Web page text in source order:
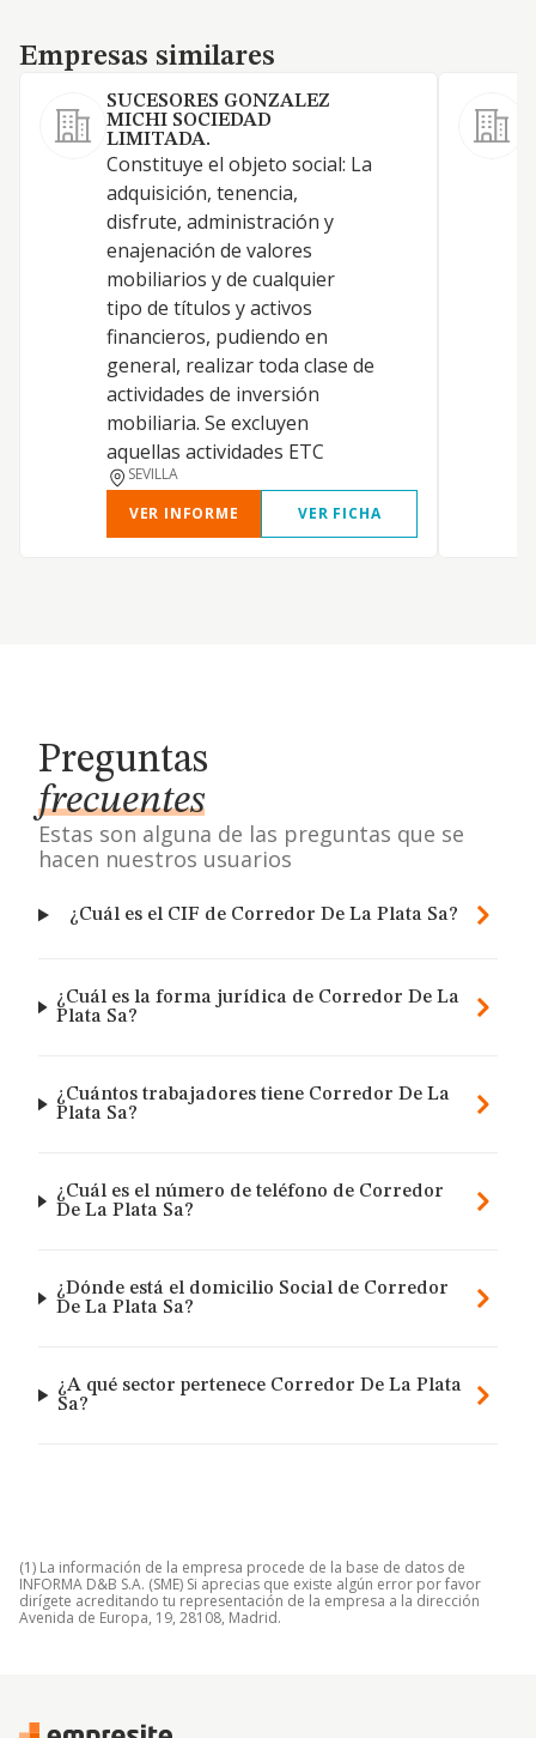
Empresas similares
Empresas similares
SUCESORES GONZALEZ
MICHI SOCIEDAD
LIMITADA.
Constituye el objeto social: La
adquisición, tenencia,
disfrute, administración y
enajenación de valores
mobiliarios y de cualquier
tipo de títulos y activos
financieros, pudiendo en
general, realizar toda clase de
actividades de inversión
mobiliaria. Se excluyen
aquellas actividades ETC
SEVILLA
VER INFORME
VER FICHA
Preguntas
frecuentes
Estas son alguna de las preguntas que se
hacen nuestros usuarios
¿Cuál es el CIF de Corredor De La Plata Sa?
¿Cuál es la forma jurídica de Corredor De La
Plata Sa?
¿Cuántos trabajadores tiene Corredor De La
Plata Sa?
¿Cuál es el número de teléfono de Corredor
De La Plata Sa?
¿Dónde está el domicilio Social de Corredor
De La Plata Sa?
¿A qué sector pertenece Corredor De La Plata
Sa?
(1) La información de la empresa procede de la base de datos de
INFORMA D&B S.A. (SME) Si aprecias que existe algún error por favor
dirígete acreditando tu representación de la empresa a la dirección
Avenida de Europa, 19, 28108, Madrid.